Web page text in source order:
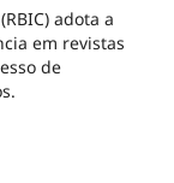
adota a
em revistas
de